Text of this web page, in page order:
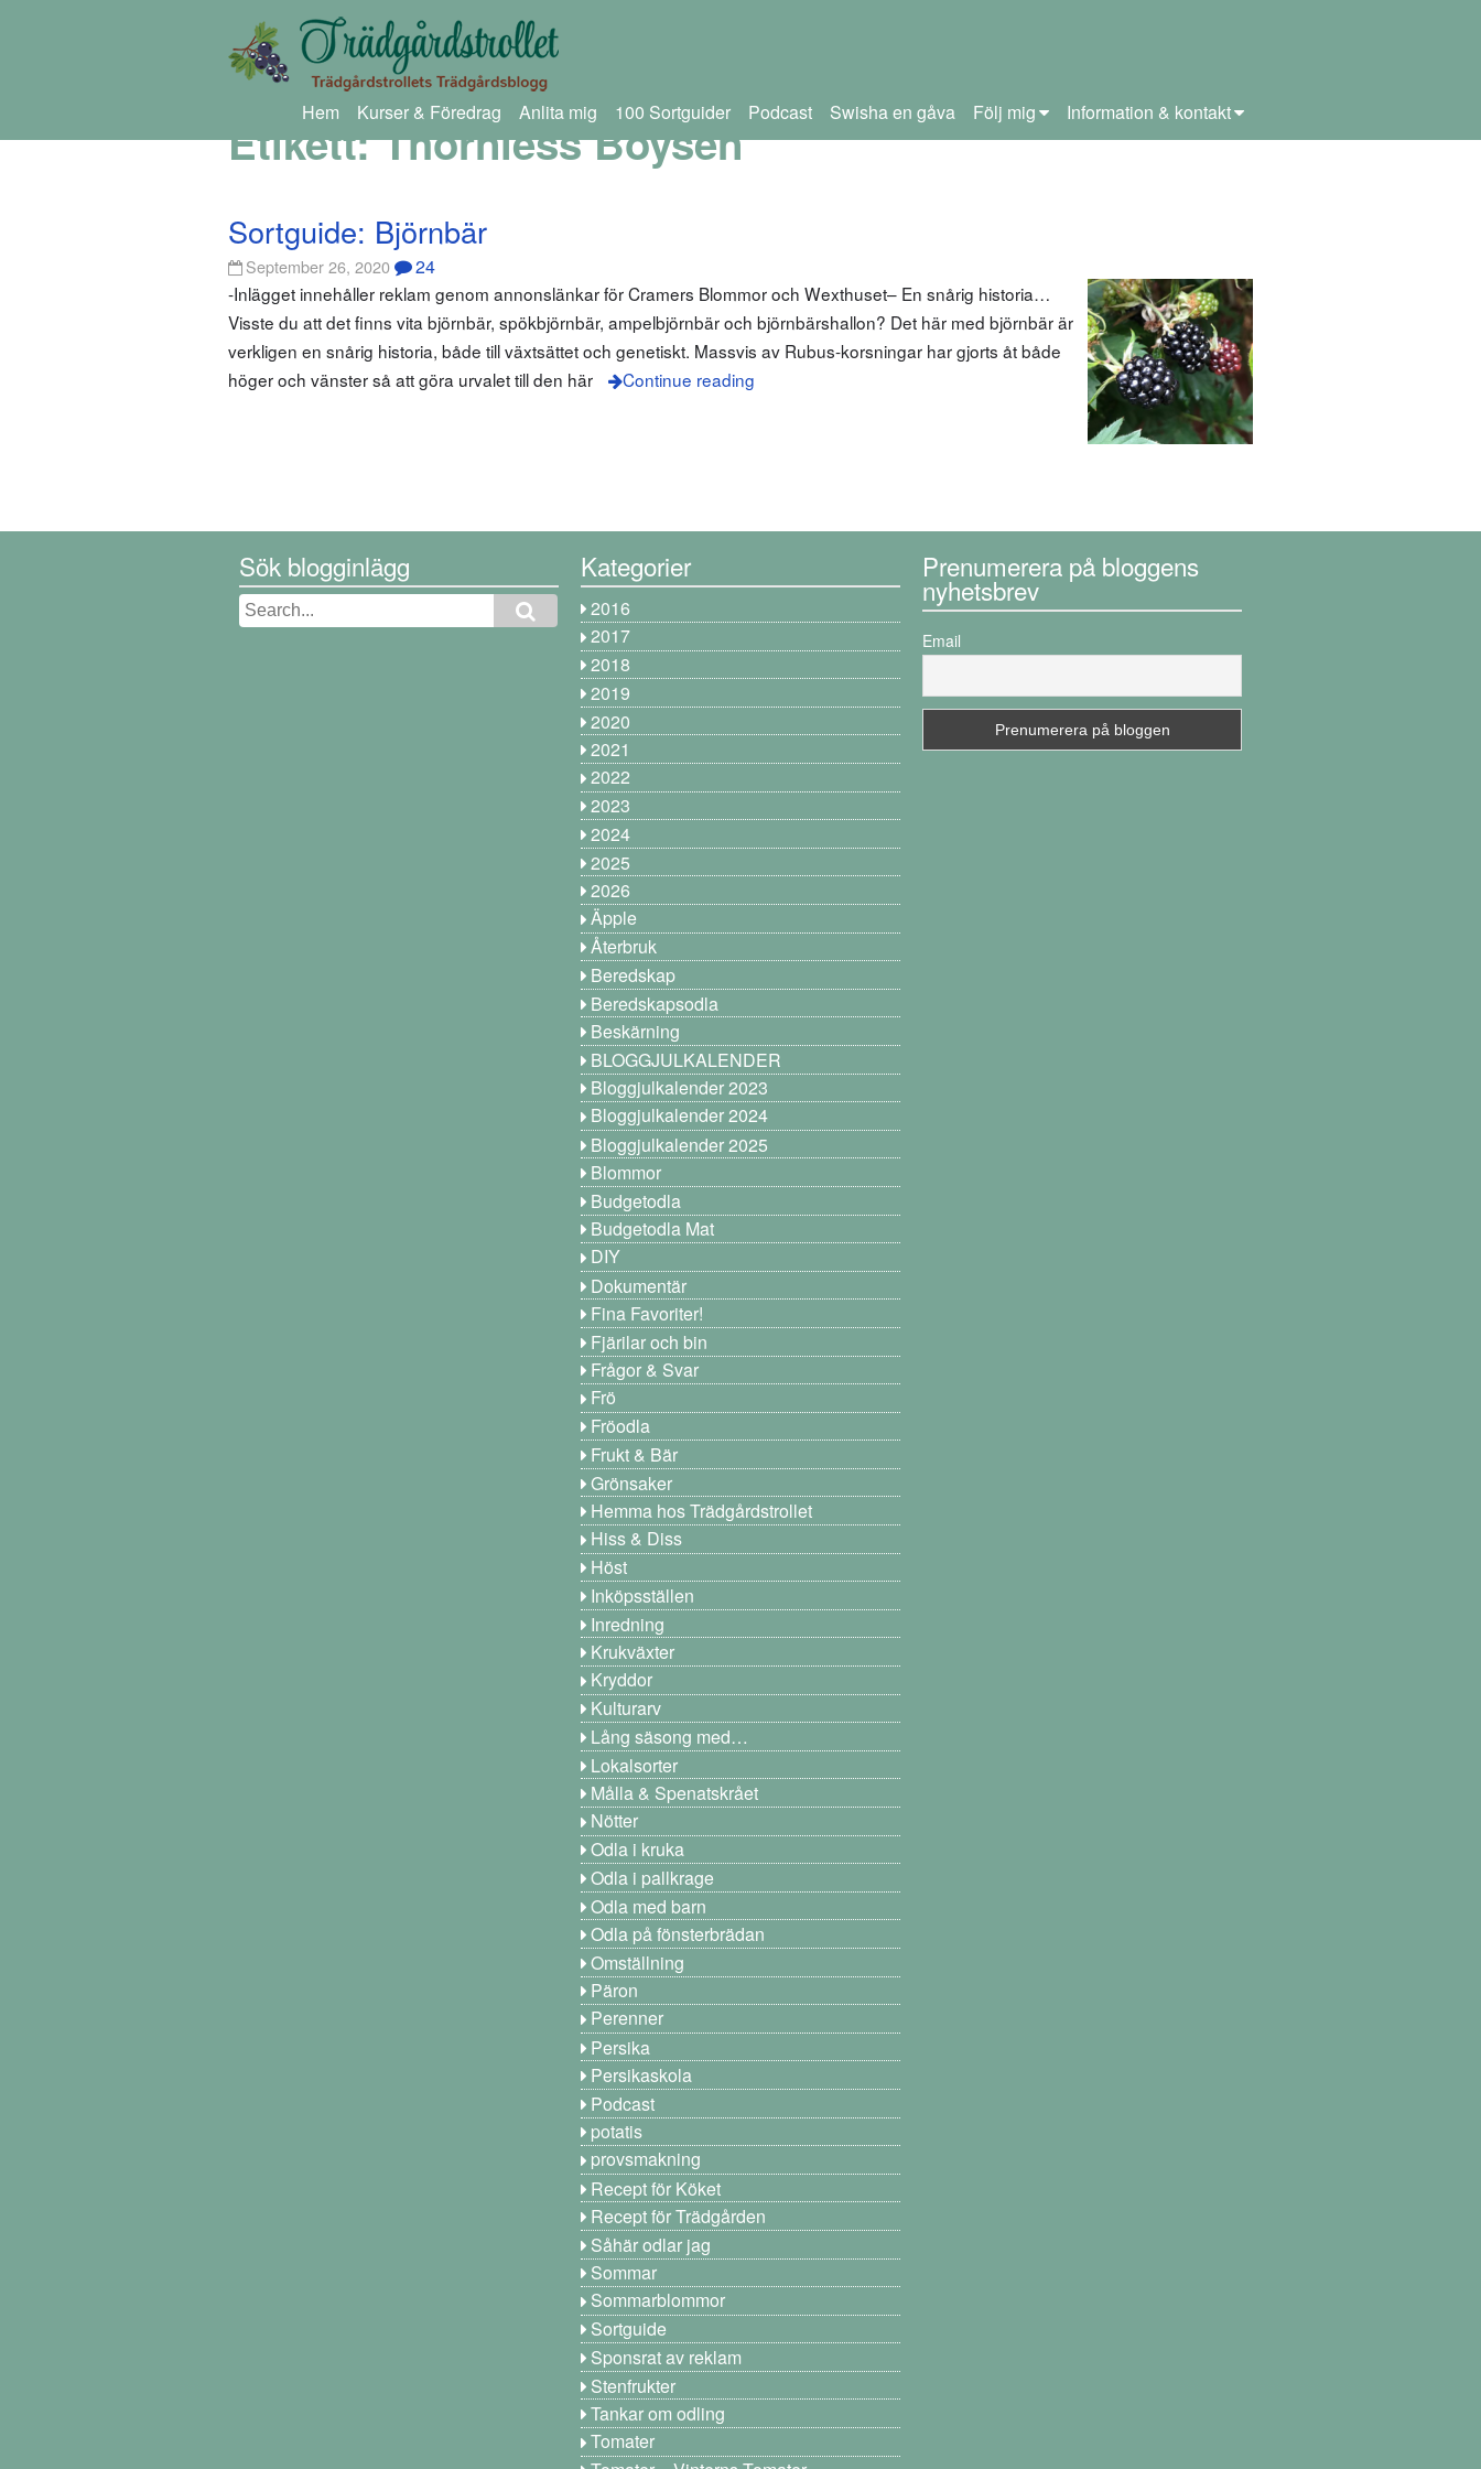
Hem Kurser & Föredrag Anlita mig 100 Sortguider Podcast Swisha en gåva Följ mig Information & kontakt
Etikett:Thornless Boysen
Sortguide: Björnbär
September 26, 2020 24
-Inlägget innehåller reklam genom annonslänkar för Cramers Blommor och Wexthuset– En snårig historia…
Visste du att det finns vita björnbär, spökbjörnbär, ampelbjörnbär och björnbärshallon? Det här med björnbär är
verkligen en snårig historia, både till växtsättet och genetiskt. Massvis av Rubus-korsningar har gjorts åt både
höger och vänster så att göra urvalet till den här
Continue reading
Sök blogginlägg Kategorier
2016
2017
2018
2019
2020
2021
2022
2023
2024
2025
2026
Äpple
Återbruk
Beredskap
Beredskapsodla
Beskärning
BLOGGJULKALENDER
Bloggjulkalender 2023
Bloggjulkalender 2024
Bloggjulkalender 2025
Blommor
Budgetodla
Budgetodla Mat
DIY
Dokumentär
Fina Favoriter!
Fjärilar och bin
Frågor & Svar
Frö
Fröodla
Frukt & Bär
Grönsaker
Hemma hos Trädgårdstrollet
Hiss & Diss
Höst
Inköpsställen
Inredning
Krukväxter
Kryddor
Kulturarv
Lång säsong med…
Lokalsorter
Målla & Spenatskrået
Nötter
Odla i kruka
Odla i pallkrage
Odla med barn
Odla på fönsterbrädan
Omställning
Päron
Perenner
Persika
Persikaskola
Podcast
potatis
provsmakning
Recept för Köket
Recept för Trädgården
Såhär odlar jag
Sommar
Sommarblommor
Sortguide
Sponsrat av reklam
Stenfrukter
Tankar om odling
Tomater
Prenumerera på bloggens
nyhetsbrev
Email